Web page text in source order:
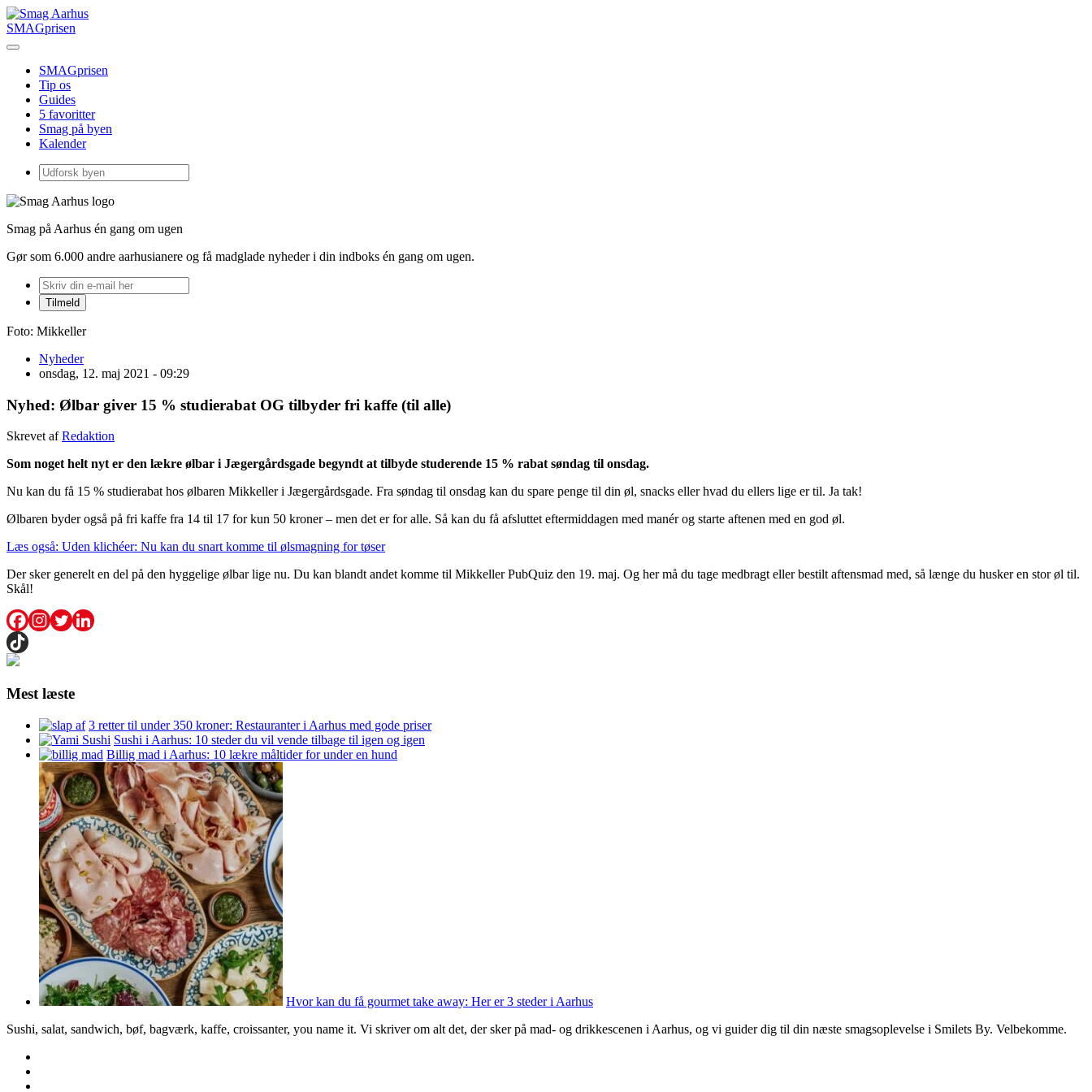
SMAGprisen
SMAGprisen
Tip os
Guides
5 favoritter
Smag på byen
Kalender
Smag på Aarhus én gang om ugen
Gør som 6.000 andre aarhusianere og få madglade nyheder i din indboks én gang om ugen.
Foto: Mikkeller
Nyheder
onsdag, 12. maj 2021 - 09:29
Nyhed: Ølbar giver 15 % studierabat OG tilbyder fri kaffe (til alle)
Skrevet afRedaktion
Som noget helt nyt er den lækre ølbar i Jægergårdsgade begyndt at tilbyde studerende 15 % rabat søndag til onsdag.
Nu kan du få 15 % studierabat hos ølbaren Mikkeller i Jægergårdsgade. Fra søndag til onsdag kan du spare penge til din øl, snacks eller hvad du ellers lige er til. Ja tak!
Ølbaren byder også på fri kaffe fra 14 til 17 for kun 50 kroner – men det er for alle. Så kan du få afsluttet eftermiddagen med manér og starte aftenen med en god øl.
Læs også: Uden klichéer: Nu kan du snart komme til ølsmagning for tøser
Der sker generelt en del på den hyggelige ølbar lige nu. Du kan blandt andet komme til Mikkeller PubQuiz den 19. maj. Og her må du tage medbragt eller bestilt aftensmad med, så længe du husker en stor øl til.
Skål!
Mest læste
3 retter til under 350 kroner: Restauranter i Aarhus med gode priser
Sushi i Aarhus: 10 steder du vil vende tilbage til igen og igen
Billig mad i Aarhus: 10 lækre måltider for under en hund
Hvor kan du få gourmet take away: Her er 3 steder i Aarhus
Sushi, salat, sandwich, bøf, bagværk, kaffe, croissanter, you name it. Vi skriver om alt det, der sker på mad- og drikkescenen i Aarhus, og vi guider dig til din næste smagsoplevelse i Smilets By. Velbekomme.